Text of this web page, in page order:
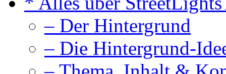
– Der Hintergrund
– Die Hintergrund-